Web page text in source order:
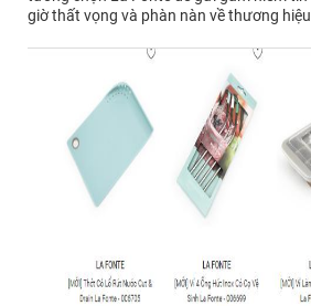
giờ thất vọng và phàn nàn về thương